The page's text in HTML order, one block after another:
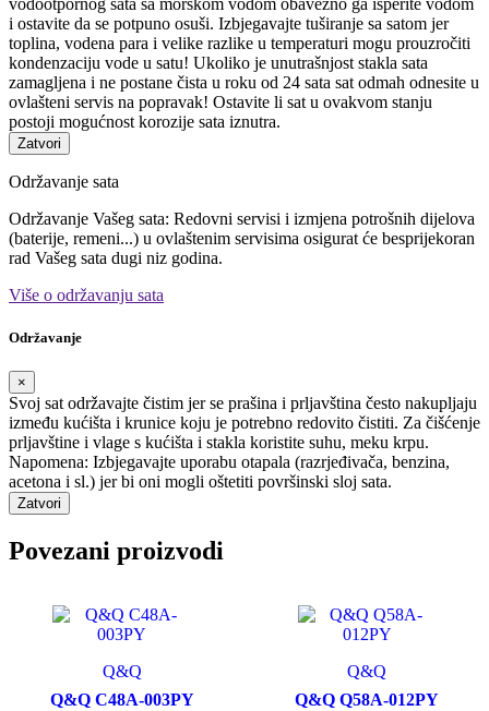
vodootpornog sata sa morskom vodom obavezno ga isperite vodom
i ostavite da se potpuno osuši. Izbjegavajte tuširanje sa satom jer
toplina, vodena para i velike razlike u temperaturi mogu prouzročiti
kondenzaciju vode u satu! Ukoliko je unutrašnjost stakla sata
zamagljena i ne postane čista u roku od 24 sata sat odmah odnesite u
ovlašteni servis na popravak! Ostavite li sat u ovakvom stanju
postoji mogućnost korozije sata iznutra.
Zatvori
Održavanje sata
Održavanje Vašeg sata: Redovni servisi i izmjena potrošnih dijelova
(baterije, remeni...) u ovlaštenim servisima osigurat će besprijekoran
rad Vašeg sata dugi niz godina.
Više o održavanju sata
Održavanje
×
Svoj sat održavajte čistim jer se prašina i prljavština često nakupljaju
između kućišta i krunice koju je potrebno redovito čistiti. Za čišćenje
prljavštine i vlage s kućišta i stakla koristite suhu, meku krpu.
Napomena: Izbjegavajte uporabu otapala (razrjeđivača, benzina,
acetona i sl.) jer bi oni mogli oštetiti površinski sloj sata.
Zatvori
Povezani proizvodi
Q&Q
Q&Q C48A-003PY
Q&Q
Q&Q Q58A-012PY